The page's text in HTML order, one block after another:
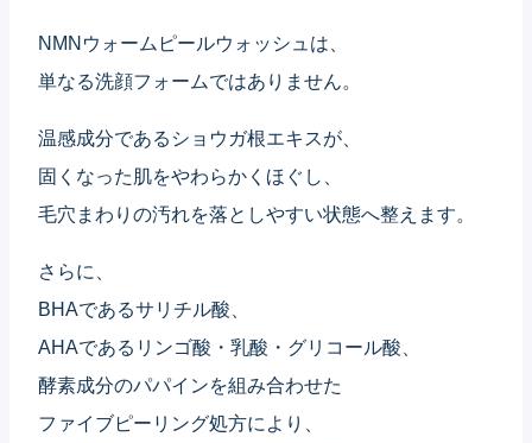
NMNウォームピールウォッシュは、
単なる洗顔フォームではありません。
温感成分であるショウガ根エキスが、
固くなった肌をやわらかくほぐし、
毛穴まわりの汚れを落としやすい状態へ整えます。
さらに、
BHAであるサリチル酸、
AHAであるリンゴ酸・乳酸・グリコール酸、
酵素成分のパパインを組み合わせた
ファイブピーリング処方により、